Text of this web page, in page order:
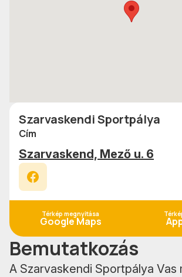
Szarvaskendi Sportpálya
Cím
Szarvaskend, Mező u. 6
Térkép megnyitása
Google Maps
Bemutatkozás
A Szarvaskendi Sportpálya Vas